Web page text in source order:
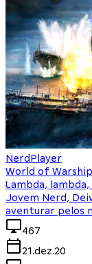
NerdPlayer
World of
Lambda,
Jovem Nerd,
aventurar pelos
467
21.dez.20